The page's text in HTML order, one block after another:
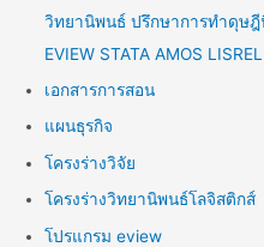
วิทยานิพนธ์ ปรึกษาการทำดุษฎี
EVIEW STATA AMOS LISREL
เอกสารการสอน
แผนธุรกิจ
โครงร่างวิจัย
โครงร่างวิทยานิพนธ์โลจิสติกส์
โปรแกรม eview